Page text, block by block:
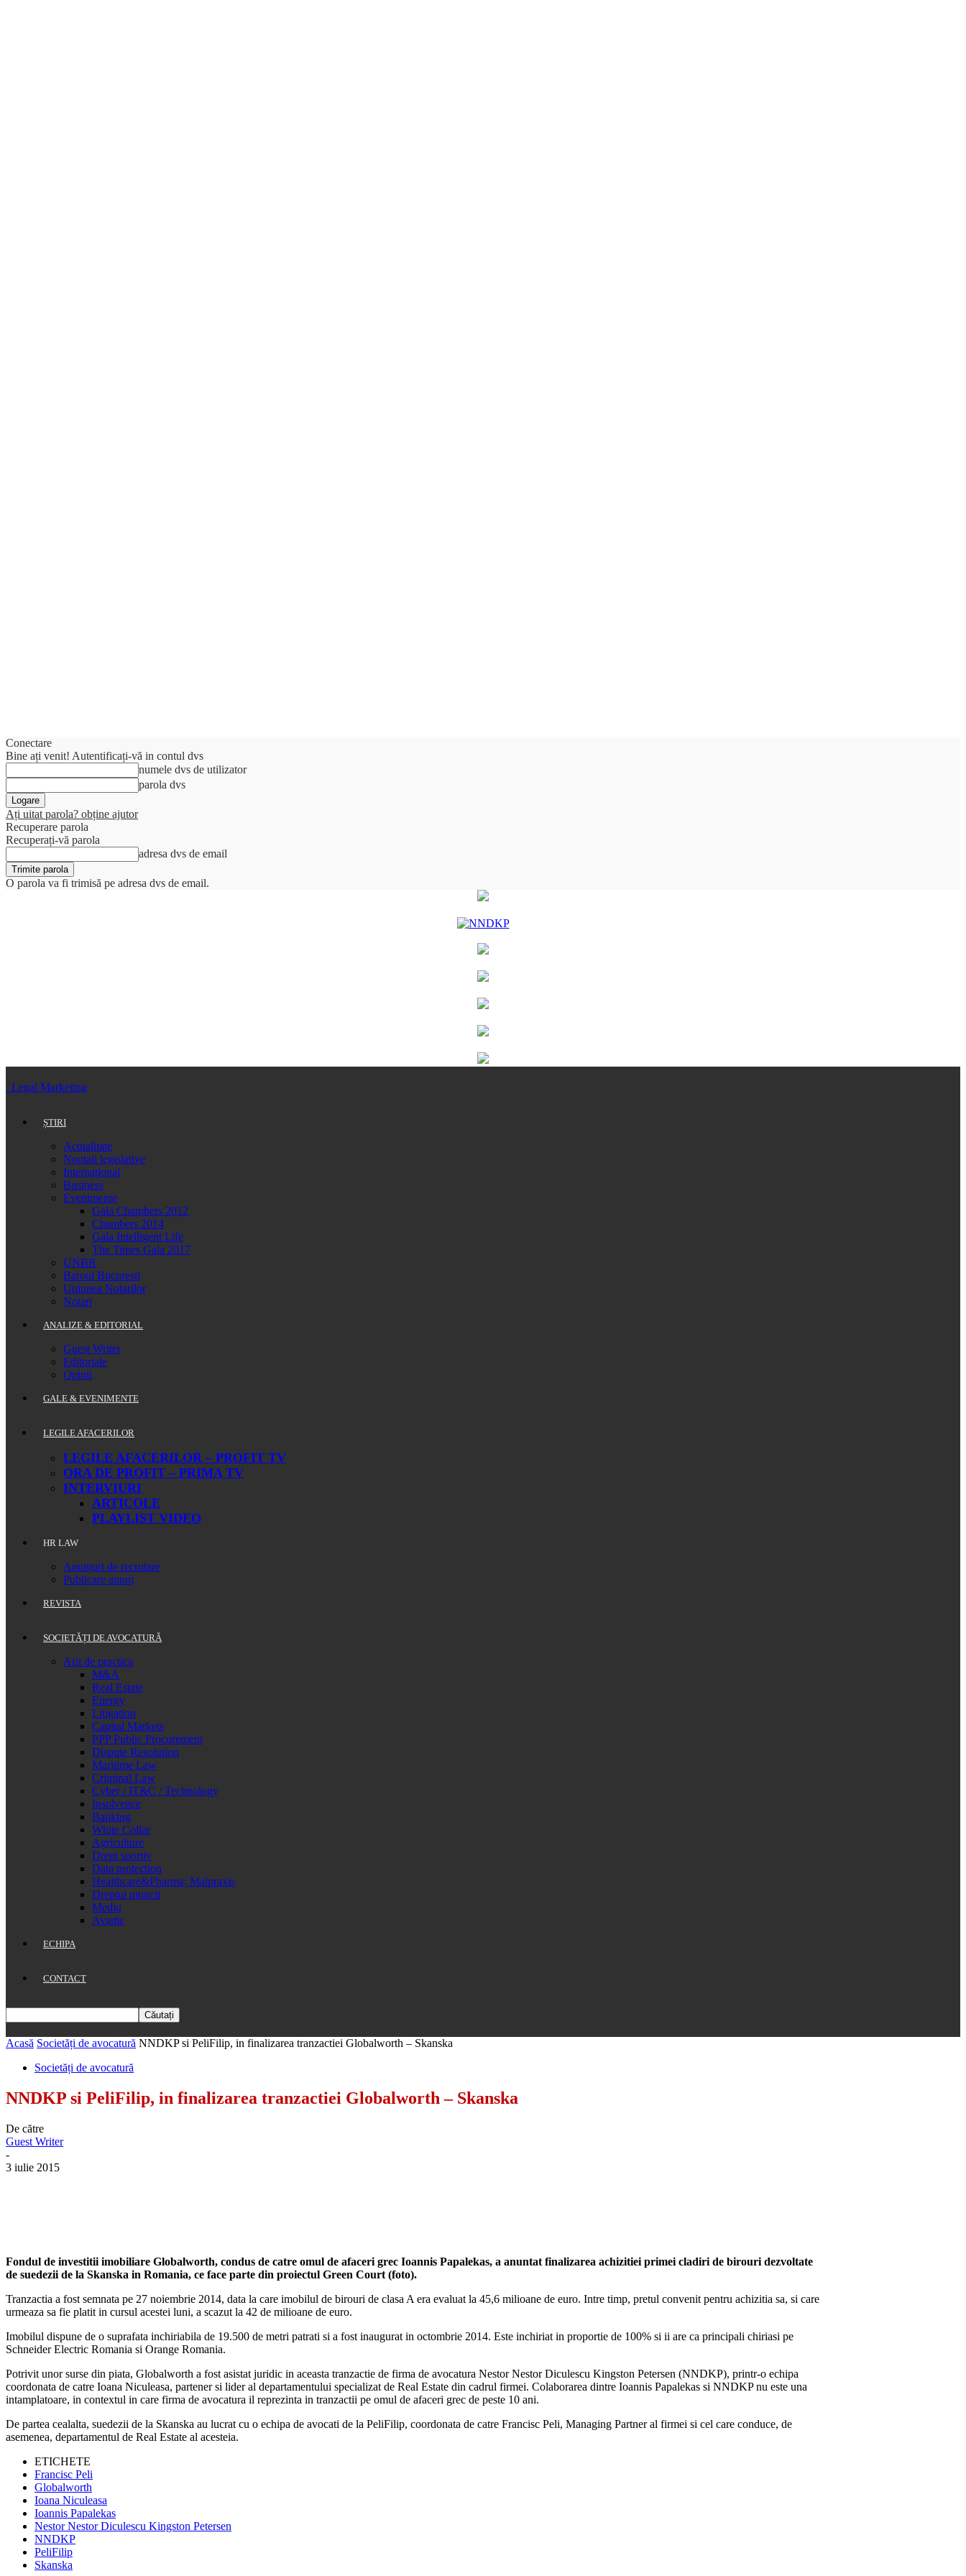
Conectare
Bine ați venit! Autentificați-vă in contul dvs
numele dvs de utilizator
parola dvs
Ați uitat parola? obține ajutor
Recuperare parola
Recuperați-vă parola
adresa dvs de email
O parola va fi trimisă pe adresa dvs de email.
Legal Marketing
ȘTIRI
Actualitate
Noutati legislative
Internațional
Business
Evenimente
Gala Chambers 2012
Chambers 2014
Gala Intelligent Life
The Times Gala 2017
UNBR
Baroul Bucuresti
Uniunea Notarilor
Notari
ANALIZE & EDITORIAL
Guest Writer
Editoriale
Opinii
GALE & EVENIMENTE
LEGILE AFACERILOR
LEGILE AFACERILOR – PROFIT TV
ORA DE PROFIT – PRIMA TV
INTERVIURI
ARTICOLE
PLAYLIST VIDEO
HR LAW
Anunțuri de recrutare
Publicare anunț
REVISTA
SOCIETĂȚI DE AVOCATURĂ
Arii de practica
M&A
Real Estate
Energy
Litigation
Capital Markets
PPP Public Procurement
Dispute Resolution
Maritime Law
Criminal Law
Cyber / IT&C / Technology
Insolvence
Banking
White Collar
Agriculture
Drept sportiv
Data protection
Healthcare&Pharma; Malpraxis
Dreptul muncii
Mediu
Aviatie
ECHIPA
CONTACT
Acasă Societăți de avocatură NNDKP si PeliFilip, in finalizarea tranzactiei Globalworth – Skanska
Societăți de avocatură
NNDKP si PeliFilip, in finalizarea tranzactiei Globalworth – Skanska
De către
Guest Writer
-
3 iulie 2015
Fondul de investitii imobiliare Globalworth, condus de catre omul de afaceri grec Ioannis Papalekas, a anuntat finalizarea achizitiei primei cladiri de birouri dezvoltate
de suedezii de la Skanska in Romania, ce face parte din proiectul Green Court (foto).
Tranzactia a fost semnata pe 27 noiembrie 2014, data la care imobilul de birouri de clasa A era evaluat la 45,6 milioane de euro. Intre timp, pretul convenit pentru achizitia sa, si care
urmeaza sa fie platit in cursul acestei luni, a scazut la 42 de milioane de euro.
Imobilul dispune de o suprafata inchiriabila de 19.500 de metri patrati si a fost inaugurat in octombrie 2014. Este inchiriat in proportie de 100% si ii are ca principali chiriasi pe
Schneider Electric Romania si Orange Romania.
Potrivit unor surse din piata, Globalworth a fost asistat juridic in aceasta tranzactie de firma de avocatura Nestor Nestor Diculescu Kingston Petersen (NNDKP), printr-o echipa
coordonata de catre Ioana Niculeasa, partener si lider al departamentului specializat de Real Estate din cadrul firmei. Colaborarea dintre Ioannis Papalekas si NNDKP nu este una
intamplatoare, in contextul in care firma de avocatura il reprezinta in tranzactii pe omul de afaceri grec de peste 10 ani.
De partea cealalta, suedezii de la Skanska au lucrat cu o echipa de avocati de la PeliFilip, coordonata de catre Francisc Peli, Managing Partner al firmei si cel care conduce, de
asemenea, departamentul de Real Estate al acesteia.
ETICHETE
Francisc Peli
Globalworth
Ioana Niculeasa
Ioannis Papalekas
Nestor Nestor Diculescu Kingston Petersen
NNDKP
PeliFilip
Skanska